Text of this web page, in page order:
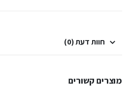
חוות דעת (0)
מוצרים קשורים